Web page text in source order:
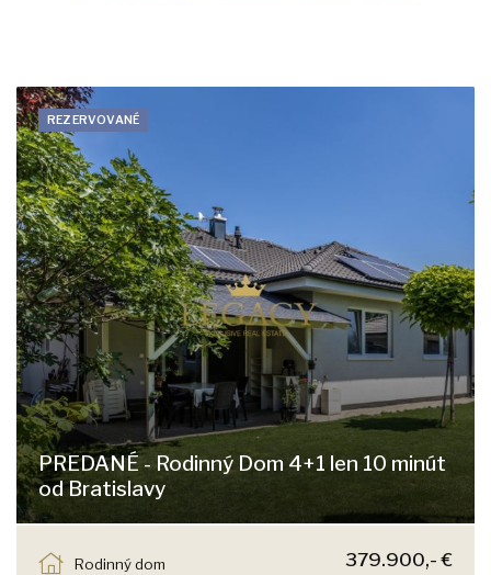
REZERVOVANÉ
PREDANÉ - Rodinný Dom 4+1 len 10 minút
od Bratislavy
Rodinný dom
379.900,- €